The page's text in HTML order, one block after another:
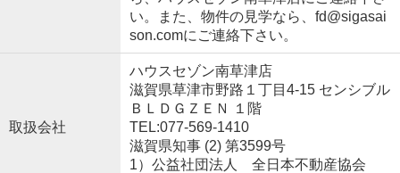
い。また、物件の見学なら、fd@sigasai
son.comにご連絡下さい。
取扱会社
ハウスセゾン南草津店
滋賀県草津市野路１丁目4-15 センシブル
ＢＬＤＧＺＥＮ １階
TEL:077-569-1410
滋賀県知事 (2) 第3599号
1）公益社団法人 全日本不動産協会